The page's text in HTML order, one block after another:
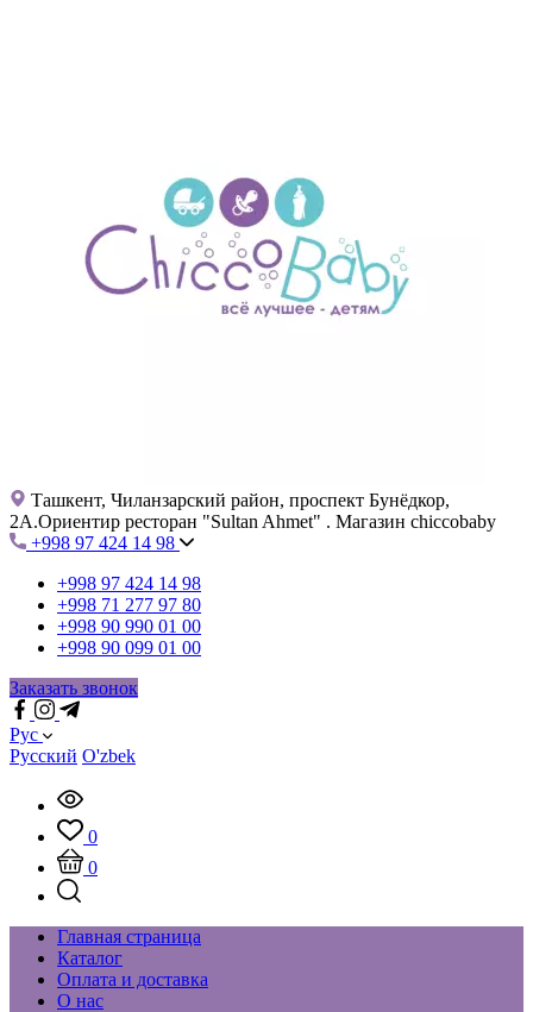
Ташкент, Чиланзарский район, проспект Бунёдкор,
2А.Ориентир ресторан "Sultan Ahmet" . Магазин chiccobaby
+998 97 424 14 98
+998 97 424 14 98
+998 71 277 97 80
+998 90 990 01 00
+998 90 099 01 00
Заказать звонок
Рус
Русский O'zbek
0
0
Главная страница
Каталог
Оплата и доставка
О нас